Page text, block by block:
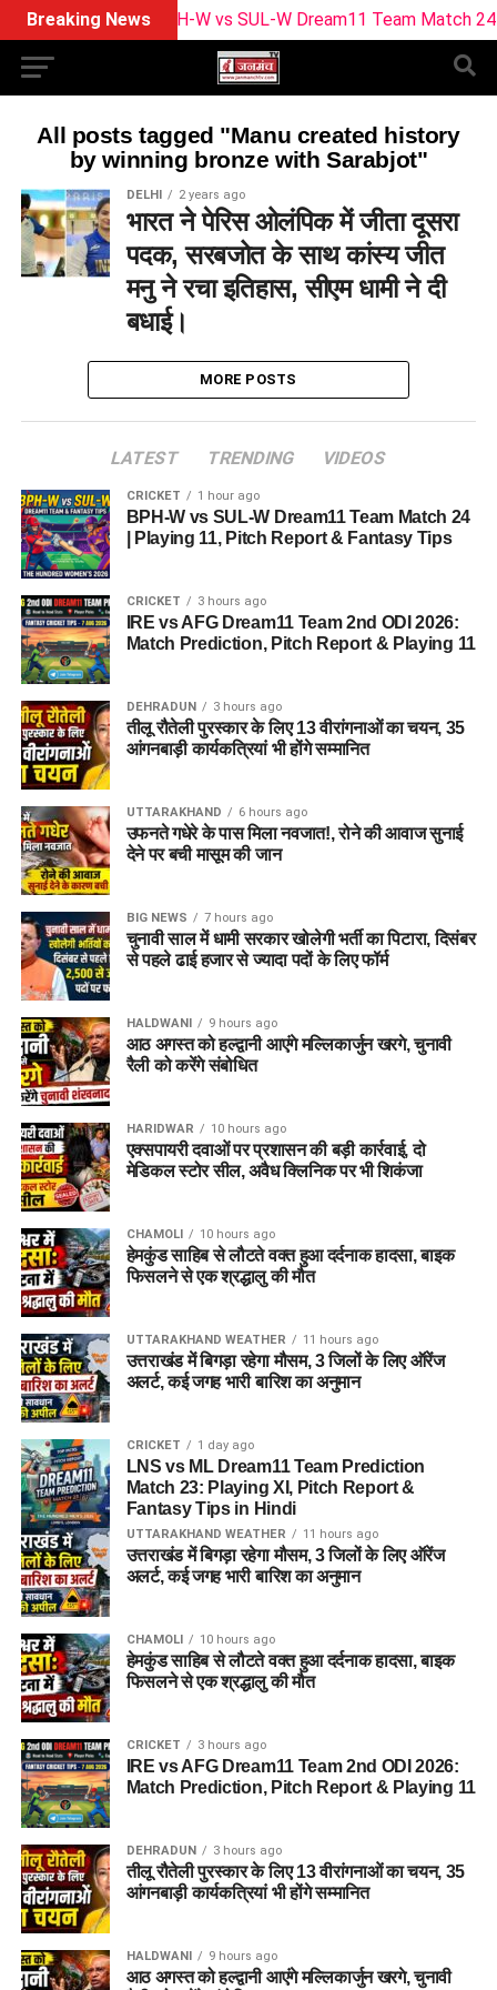
Breaking NewsBPH-W vs SUL-W Dream11 Team Match 24 |
All posts tagged "Manu created history
by winning bronze with Sarabjot"
DELHI 2 years ago
भारत ने पेरिस ओलंपिक में जीता दूसरा
पदक, सरबजोत के साथ कांस्य जीत
मनु ने रचा इतिहास, सीएम धामी ने दी
बधाई।
MORE POSTS
LATEST TRENDING VIDEOS
CRICKET 1 hour ago
BPH-W vs SUL-W Dream11 Team Match 24
| Playing 11, Pitch Report & Fantasy Tips
CRICKET 3 hours ago
IRE vs AFG Dream11 Team 2nd ODI 2026:
Match Prediction, Pitch Report & Playing 11
DEHRADUN 3 hours ago
तीलू रौतेली पुरस्कार के लिए 13 वीरांगनाओं का चयन, 35
आंगनबाड़ी कार्यकत्रियां भी होंगे सम्मानित
UTTARAKHAND 6 hours ago
उफनते गधेरे के पास मिला नवजात!, रोने की आवाज सुनाई
देने पर बची मासूम की जान
BIG NEWS 7 hours ago
चुनावी साल में धामी सरकार खोलेगी भर्ती का पिटारा, दिसंबर
से पहले ढाई हजार से ज्यादा पदों के लिए फॉर्म
HALDWANI 9 hours ago
आठ अगस्त को हल्द्वानी आएंगे मल्लिकार्जुन खरगे, चुनावी
रैली को करेंगे संबोधित
HARIDWAR 10 hours ago
एक्सपायरी दवाओं पर प्रशासन की बड़ी कार्रवाई, दो
मेडिकल स्टोर सील, अवैध क्लिनिक पर भी शिकंजा
CHAMOLI 10 hours ago
हेमकुंड साहिब से लौटते वक्त हुआ दर्दनाक हादसा, बाइक
फिसलने से एक श्रद्धालु की मौत
UTTARAKHAND WEATHER 11 hours ago
उत्तराखंड में बिगड़ा रहेगा मौसम, 3 जिलों के लिए ऑरेंज
अलर्ट, कई जगह भारी बारिश का अनुमान
CRICKET 1 day ago
LNS vs ML Dream11 Team Prediction
Match 23: Playing XI, Pitch Report &
Fantasy Tips in Hindi
UTTARAKHAND WEATHER 11 hours ago
उत्तराखंड में बिगड़ा रहेगा मौसम, 3 जिलों के लिए ऑरेंज
अलर्ट, कई जगह भारी बारिश का अनुमान
CHAMOLI 10 hours ago
हेमकुंड साहिब से लौटते वक्त हुआ दर्दनाक हादसा, बाइक
फिसलने से एक श्रद्धालु की मौत
CRICKET 3 hours ago
IRE vs AFG Dream11 Team 2nd ODI 2026:
Match Prediction, Pitch Report & Playing 11
DEHRADUN 3 hours ago
तीलू रौतेली पुरस्कार के लिए 13 वीरांगनाओं का चयन, 35
आंगनबाड़ी कार्यकत्रियां भी होंगे सम्मानित
HALDWANI 9 hours ago
आठ अगस्त को हल्द्वानी आएंगे मल्लिकार्जुन खरगे, चुनावी